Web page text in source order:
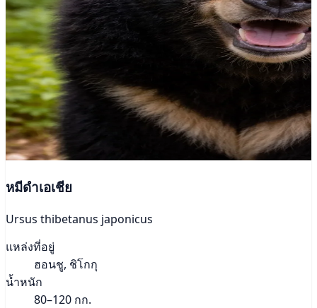
หมีดำเอเชีย
Ursus thibetanus japonicus
แหล่งที่อยู่
ฮอนชู, ชิโกกุ
น้ำหนัก
80–120 กก.